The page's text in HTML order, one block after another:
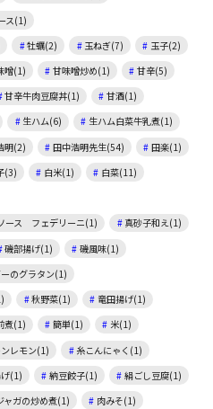
ス(1)
牡蠣(2) 玉ねぎ(7)
玉子(2)
噌(1) 甘味噌炒め(1)
甘辛(5)
甘辛牛肉豆腐丼(1)
甘酒(1)
生ハム(6)
生ハム白菜牛乳煮(1)
明(2) 田中浩明先生(54)
田楽(1)
(3) 白米(1)
白菜(11)
ース フェデリーニ(1)
真砂子和え(1)
磯部揚げ(1)
磯風味(1)
のグラタン(1)
秋野菜(1)
竜田揚げ(1)
煮(1) 簡単(1)
米(1)
レモン(1)
糸こんにゃく(1)
(1) 納豆餃子(1)
絹ごし豆腐(1)
ャガの炒め煮(1)
肉みそ(1)